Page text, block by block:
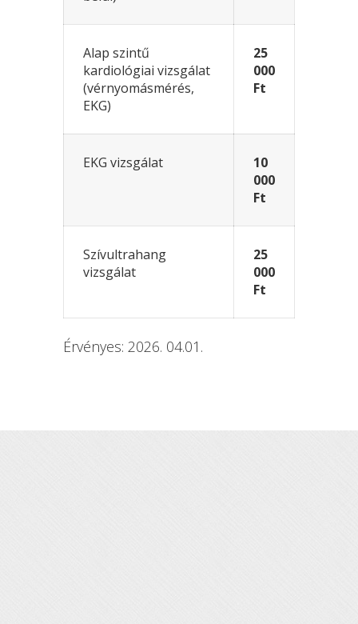
Alap szintű
kardiológiai vizsgálat
(vérnyomásmérés,
EKG)
25
000
Ft
EKG vizsgálat
10
000
Ft
Szívultrahang
vizsgálat
25
000
Ft
Érvényes: 2026. 04.01.